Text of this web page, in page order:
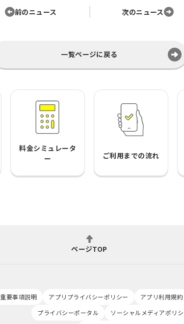
前のニュース 次のニュース
一覧ページに戻る
料金シミュレータ
ー
ご利用までの流れ
ページTOP
重要事項説明 アプリプライバシーポリシー アプリ利用規約
プライバシーポータル
ソーシャルメディアポリ